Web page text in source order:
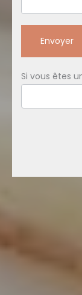
Envoyer
Si vous êtes